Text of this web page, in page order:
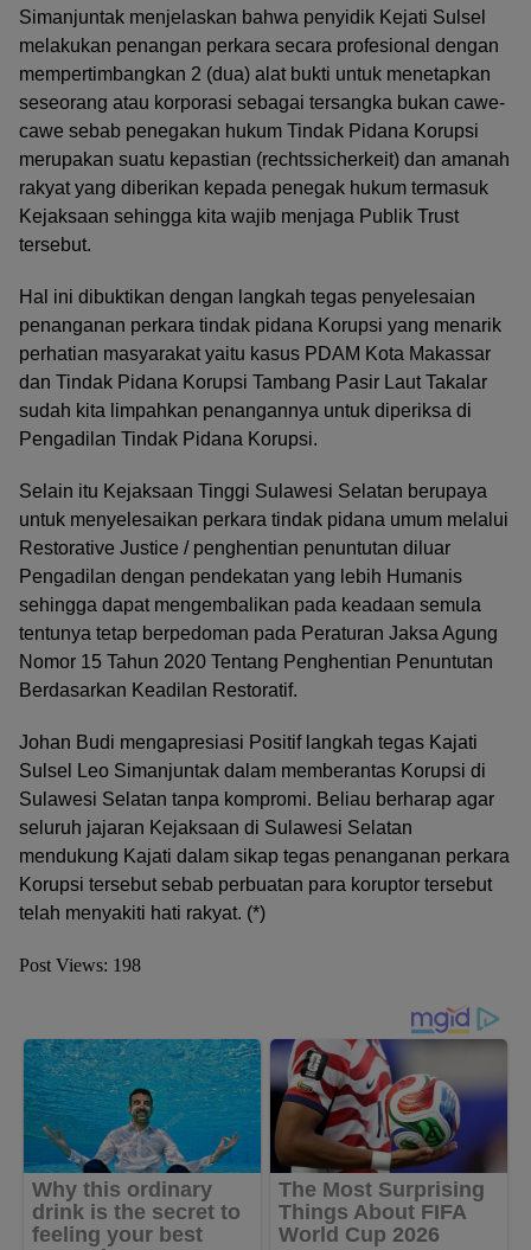
Simanjuntak menjelaskan bahwa penyidik Kejati Sulsel
melakukan penangan perkara secara profesional dengan
mempertimbangkan 2 (dua) alat bukti untuk menetapkan
seseorang atau korporasi sebagai tersangka bukan cawe-
cawe sebab penegakan hukum Tindak Pidana Korupsi
merupakan suatu kepastian (rechtssicherkeit) dan amanah
rakyat yang diberikan kepada penegak hukum termasuk
Kejaksaan sehingga kita wajib menjaga Publik Trust
tersebut.
Hal ini dibuktikan dengan langkah tegas penyelesaian
penanganan perkara tindak pidana Korupsi yang menarik
perhatian masyarakat yaitu kasus PDAM Kota Makassar
dan Tindak Pidana Korupsi Tambang Pasir Laut Takalar
sudah kita limpahkan penangannya untuk diperiksa di
Pengadilan Tindak Pidana Korupsi.
Selain itu Kejaksaan Tinggi Sulawesi Selatan berupaya
untuk menyelesaikan perkara tindak pidana umum melalui
Restorative Justice / penghentian penuntutan diluar
Pengadilan dengan pendekatan yang lebih Humanis
sehingga dapat mengembalikan pada keadaan semula
tentunya tetap berpedoman pada Peraturan Jaksa Agung
Nomor 15 Tahun 2020 Tentang Penghentian Penuntutan
Berdasarkan Keadilan Restoratif.
Johan Budi mengapresiasi Positif langkah tegas Kajati
Sulsel Leo Simanjuntak dalam memberantas Korupsi di
Sulawesi Selatan tanpa kompromi. Beliau berharap agar
seluruh jajaran Kejaksaan di Sulawesi Selatan
mendukung Kajati dalam sikap tegas penanganan perkara
Korupsi tersebut sebab perbuatan para koruptor tersebut
telah menyakiti hati rakyat. (*)
Post Views: 198